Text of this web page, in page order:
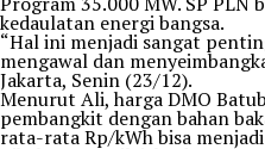
kedaulatan energi bangsa.
“Hal ini menjadi sangat
mengawal dan
Jakarta, Senin (23/12).
Menurut Ali, harga DMO
pembangkit dengan bahan
rata-rata Rp/kWh bisa